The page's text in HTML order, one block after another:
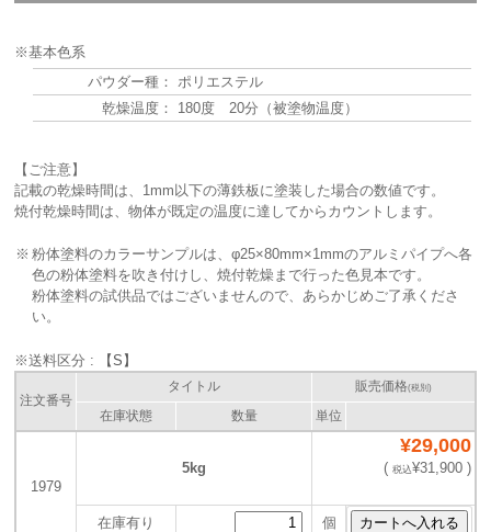
※基本色系
パウダー種：
ポリエステル
乾燥温度：
180度 20分（被塗物温度）
【ご注意】
記載の乾燥時間は、1mm以下の薄鉄板に塗装した場合の数値です。
焼付乾燥時間は、物体が既定の温度に達してからカウントします。
※ 粉体塗料のカラーサンプルは、φ25×80mm×1mmのアルミパイプへ各
色の粉体塗料を吹き付けし、焼付乾燥まで行った色見本です。
粉体塗料の試供品ではございませんので、あらかじめご了承くださ
い。
※送料区分 : 【S】
注文番号
タイトル 販売価格(税別)
在庫状態 数量 単位
1979
5kg
¥29,000
( 税込¥31,900 )
在庫有り 個